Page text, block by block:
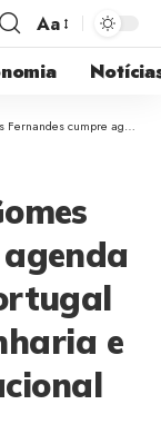
Aa
em Portugal com foco em engenharia e expansão internacional
e